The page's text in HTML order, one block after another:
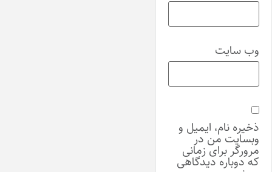
وب‌ سایت
ذخیره نام، ایمیل و
وبسایت من در
مرورگر برای زمانی
که دوباره دیدگاهی